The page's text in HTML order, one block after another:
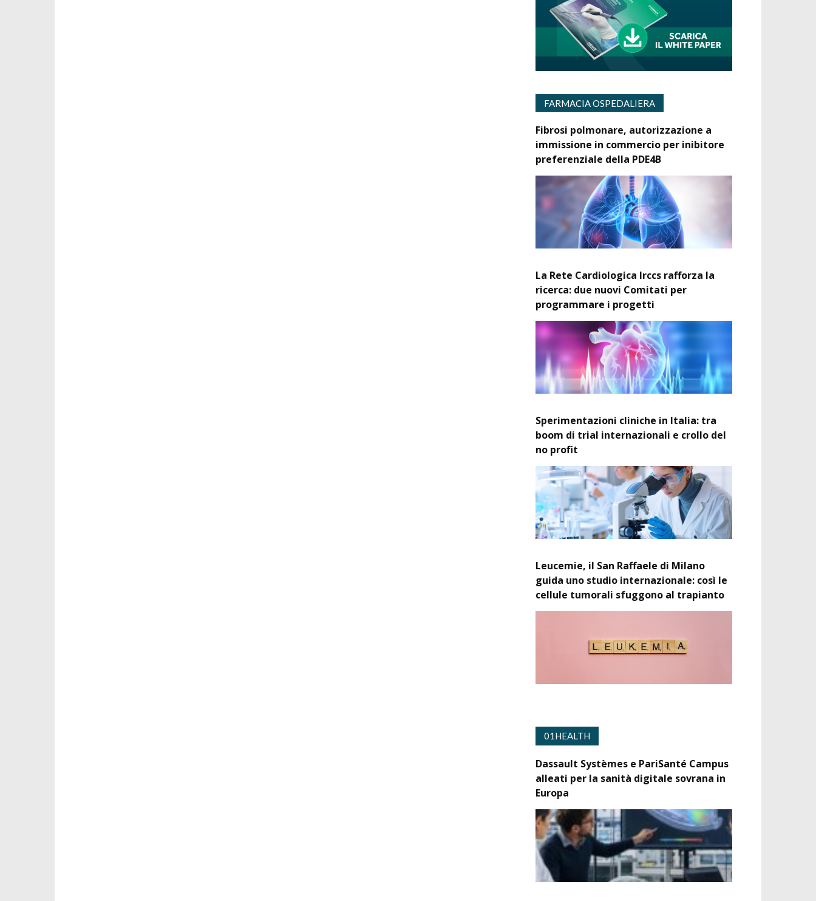
FARMACIA OSPEDALIERA
Fibrosi polmonare, autorizzazione a
immissione in commercio per inibitore
preferenziale della PDE4B
La Rete Cardiologica Irccs rafforza la
ricerca: due nuovi Comitati per
programmare i progetti
Sperimentazioni cliniche in Italia: tra
boom di trial internazionali e crollo del
no profit
Leucemie, il San Raffaele di Milano
guida uno studio internazionale: così le
cellule tumorali sfuggono al trapianto
01HEALTH
Dassault Systèmes e PariSanté Campus
alleati per la sanità digitale sovrana in
Europa